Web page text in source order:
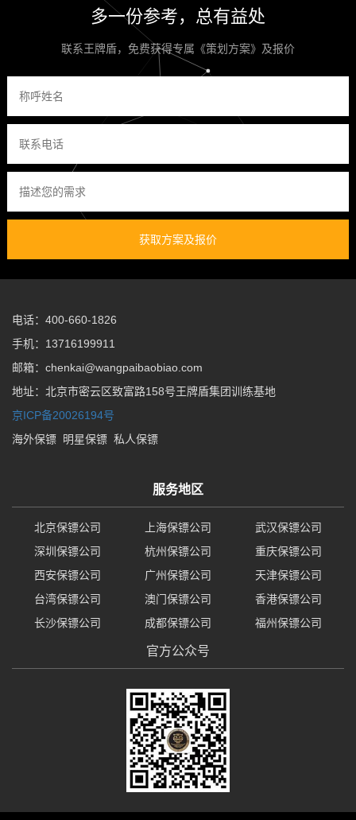
多一份参考，总有益处
联系王牌盾，免费获得专属《策划方案》及报价
获取方案及报价
电话：400-660-1826
手机：13716199911
邮箱：chenkai@wangpaibaobiao.com
地址：北京市密云区致富路158号王牌盾集团训练基地
京ICP备20026194号
海外保镖
明星保镖 私人保镖
服务地区
北京保镖公司 上海保镖公司
武汉保镖公司
深圳保镖公司
杭州保镖公司
重庆保镖公司
西安保镖公司
广州保镖公司
天津保镖公司
台湾保镖公司
澳门保镖公司
香港保镖公司
长沙保镖公司
成都保镖公司 福州保镖公司
官方公众号